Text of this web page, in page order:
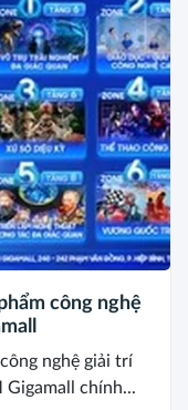
công nghệ
nghệ giải trí
Gigamall chính...